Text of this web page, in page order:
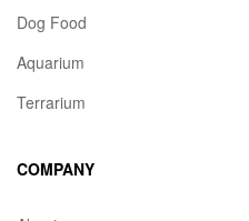
Dog Food
Aquarium
Terrarium
COMPANY